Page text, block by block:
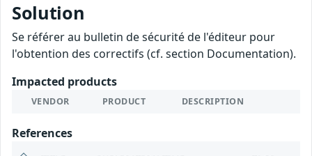
Solution
Se référer au bulletin de sécurité de l'éditeur pour
l'obtention des correctifs (cf. section Documentation).
Impacted products
VENDOR PRODUCT DESCRIPTION
References